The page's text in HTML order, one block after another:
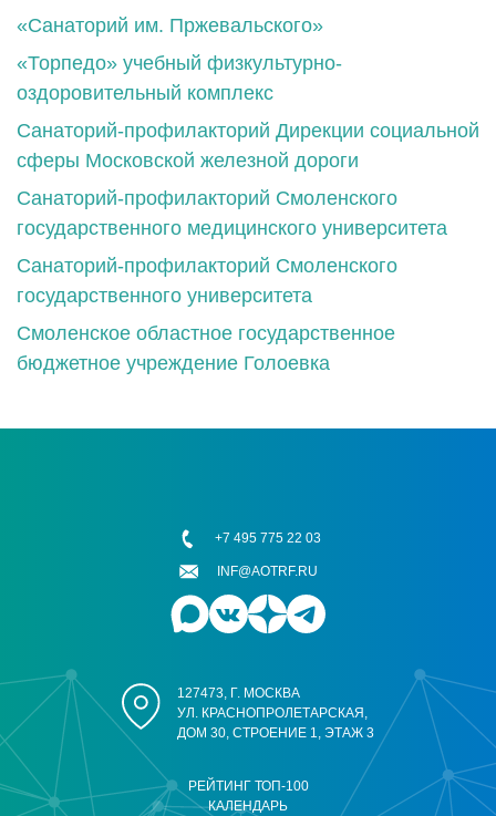
«Санаторий им. Пржевальского»
«Торпедо» учебный физкультурно-
оздоровительный комплекс
Санаторий-профилакторий Дирекции социальной
сферы Московской железной дороги
Санаторий-профилакторий Смоленского
государственного медицинского университета
Санаторий-профилакторий Смоленского
государственного университета
Смоленское областное государственное
бюджетное учреждение Голоевка
РЕЙТИНГ ТОП-100
КАЛЕНДАРЬ
127473, Г. МОСКВА
УЛ. КРАСНОПРОЛЕТАРСКАЯ,
ДОМ 30, СТРОЕНИЕ 1, ЭТАЖ 3
+7 495 775 22 03
INF@AOTRF.RU